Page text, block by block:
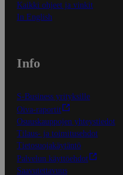
Kaikki ohjeet ja vinkit
In English
Info
S-Business yrityksille
Oiva-raportit
Osuuskauppojen yhteystiedot
Tilaus- ja toimitusehdot
Tietosuojakäytäntö
Palvelun käyttöehdot
Saavutettavuus